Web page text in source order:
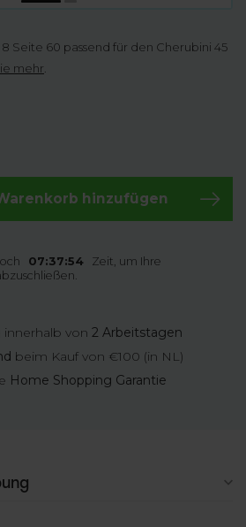
8 Seite 60 passend für den Cherubini 45
mehr
hinzufügen
07:37:53
Zeit, um Ihre
innerhalb von 2 Arbeitstagen
beim Kauf von €100 (in NL)
Home Shopping Garantie